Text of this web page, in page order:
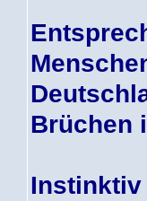
Brüchen
Instinktiv